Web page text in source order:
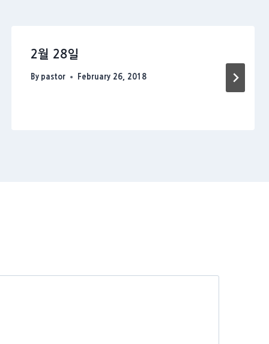
2월 28일
By pastor February 26, 2018